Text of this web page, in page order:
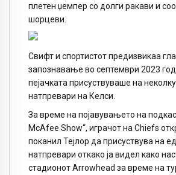
плетен џемпер со долги ракави и
шорцеви.
Свифт и спортистот предизвикаа
запознавање во септември 2023
пејачката присуствуваше на
натпревари на Келси.
За време на појавувањето на
McAfee Show“, играчот на Chiefs
поканил Тејлор да присуствува на
натпревари откако ја видел како
стадионот Arrowhead за време на